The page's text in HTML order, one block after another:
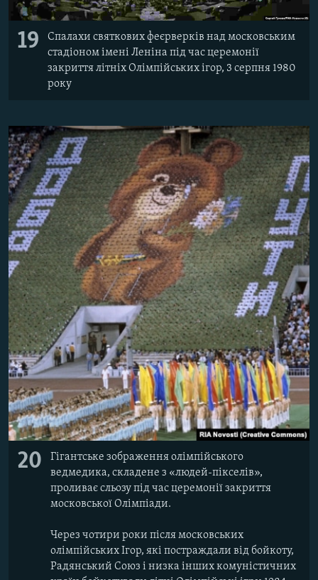
19
Спалахи святкових феєрверків над московським
стадіоном імені Леніна під час церемонії
закриття літніх Олімпійських ігор, 3 серпня 1980
року
20
Гігантське зображення олімпійського
ведмедика, складене з «людей-пікселів»,
проливає сльозу під час церемонії закриття
московської Олімпіади.
Через чотири роки після московських
олімпійських Ігор, які постраждали від бойкоту,
Радянський Союз і низка інших комуністичних